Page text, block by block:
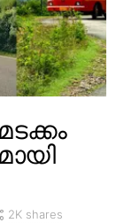
2K shares